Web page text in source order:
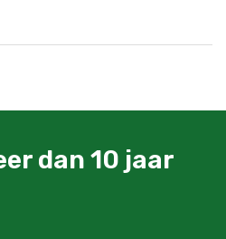
dan 10 jaar